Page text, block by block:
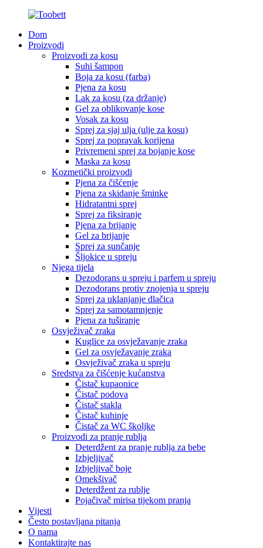
Dom
Proizvodi
Proizvodi za kosu
Suhi šampon
Boja za kosu (farba)
Pjena za kosu
Lak za kosu (za držanje)
Gel za oblikovanje kose
Vosak za kosu
Sprej za sjaj ulja (ulje za kosu)
Sprej za popravak korijena
Privremeni sprej za bojanje kose
Maska za kosu
Kozmetički proizvodi
Pjena za čišćenje
Pjena za skidanje šminke
Hidratantni sprej
Sprej za fiksiranje
Pjena za brijanje
Gel za brijanje
Sprej za sunčanje
Šljokice u spreju
Njega tijela
Dezodorans u spreju i parfem u spreju
Dezodorans protiv znojenja u spreju
Sprej za uklanjanje dlačica
Sprej za samotamnjenje
Pjena za tuširanje
Osvježivač zraka
Kuglice za osvježavanje zraka
Gel za osvježavanje zraka
Osvježivač zraka u spreju
Sredstva za čišćenje kućanstva
Čistač kupaonice
Čistač podova
Čistač stakla
Čistač kuhinje
Čistač za WC školjke
Proizvodi za pranje rublja
Deterdžent za pranje rublja za bebe
Izbjeljivač
Izbjeljivač boje
Omekšivač
Deterdžent za rublje
Pojačivač mirisa tijekom pranja
Vijesti
Često postavljana pitanja
O nama
Kontaktirajte nas